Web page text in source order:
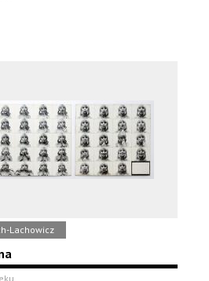
Lachowicz